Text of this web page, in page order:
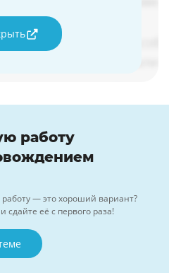
работу
работу — это хороший вариант?
её с первого раза!